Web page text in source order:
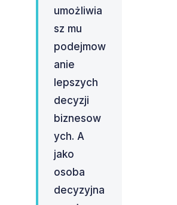
umożliwia
sz mu
podejmow
anie
lepszych
decyzji
biznesow
ych. A
jako
osoba
decyzyjna